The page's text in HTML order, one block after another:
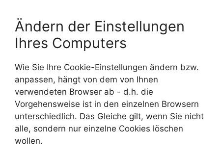
Ändern der Einstellungen
Ihres Computers
Wie Sie Ihre Cookie-Einstellungen ändern bzw.
anpassen, hängt von dem von Ihnen
verwendeten Browser ab - d.h. die
Vorgehensweise ist in den einzelnen Browsern
unterschiedlich. Das Gleiche gilt, wenn Sie nicht
alle, sondern nur einzelne Cookies löschen
wollen.